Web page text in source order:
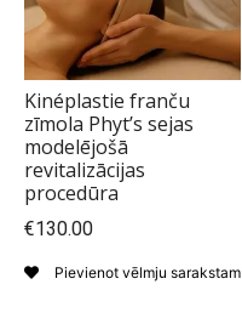
Kinéplastie franču
zīmola Phyt’s sejas
modelējošā
revitalizācijas
procedūra
€130.00
Pievienot vēlmju sarakstam